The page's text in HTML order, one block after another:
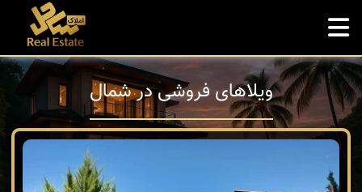
ویلاهای فروشی در شمال